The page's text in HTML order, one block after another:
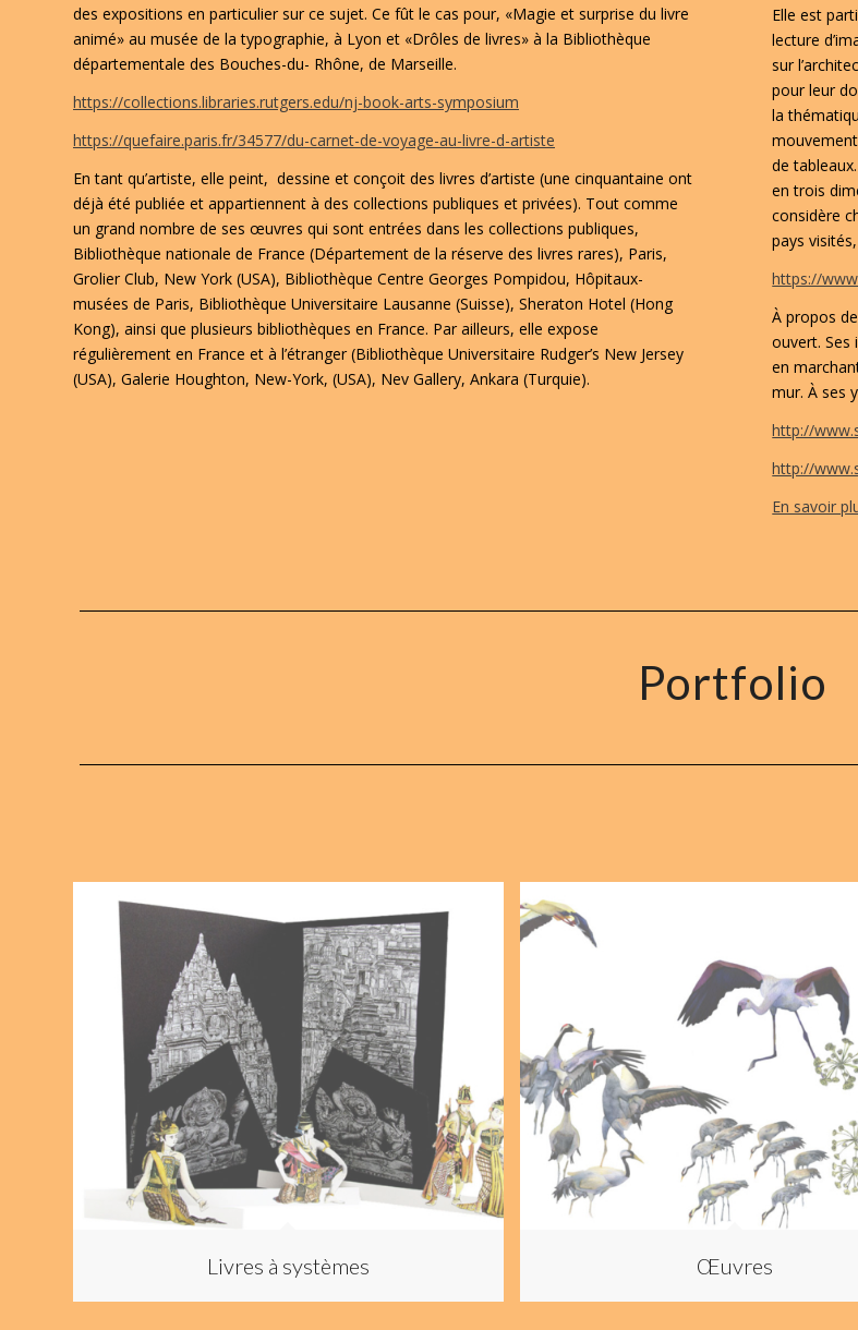
des expositions en particulier sur ce sujet. Ce fût le cas pour, «Magie et surprise du livre
animé» au musée de la typographie, à Lyon et «Drôles de livres» à la Bibliothèque
départementale des Bouches-du- Rhône, de Marseille.
https://collections.libraries.rutgers.edu/nj-book-arts-symposium
https://quefaire.paris.fr/34577/du-carnet-de-voyage-au-livre-d-artiste
En tant qu’artiste, elle peint, dessine et conçoit des livres d’artiste (une cinquantaine ont
déjà été publiée et appartiennent à des collections publiques et privées). Tout comme
un grand nombre de ses œuvres qui sont entrées dans les collections publiques,
Bibliothèque nationale de France (Département de la réserve des livres rares), Paris,
Grolier Club, New York (USA), Bibliothèque Centre Georges Pompidou, Hôpitaux-
musées de Paris, Bibliothèque Universitaire Lausanne (Suisse), Sheraton Hotel (Hong
Kong), ainsi que plusieurs bibliothèques en France. Par ailleurs, elle expose
régulièrement en France et à l’étranger (Bibliothèque Universitaire Rudger’s New Jersey
(USA), Galerie Houghton, New-York, (USA), Nev Gallery, Ankara (Turquie).
Elle est
lecture
sur
pour leur
la
de
en trois
considère
pays
https://
À propos
ouvert. Ses
en
mur. À ses
http://
http://
En savoir
Portfolio
Livres à systèmes Œuvres